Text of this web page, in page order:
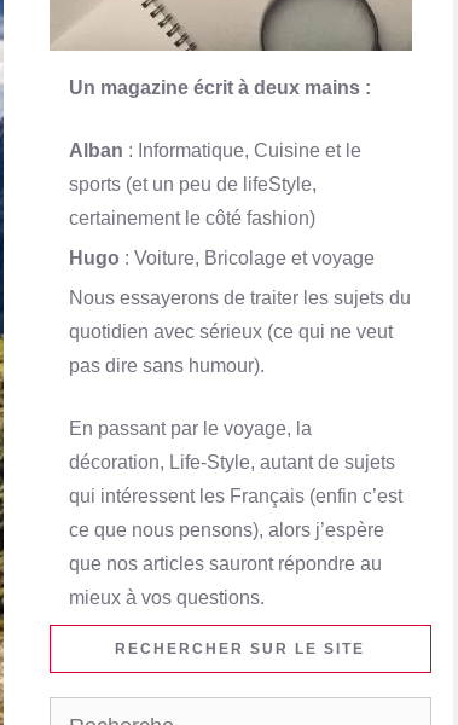
Un magazine écrit à deux mains :
Alban : Informatique, Cuisine et le
sports (et un peu de lifeStyle,
certainement le côté fashion)
Hugo : Voiture, Bricolage et voyage
Nous essayerons de traiter les sujets du
quotidien avec sérieux (ce qui ne veut
pas dire sans humour).
En passant par le voyage, la
décoration, Life-Style, autant de sujets
qui intéressent les Français (enfin c’est
ce que nous pensons), alors j’espère
que nos articles sauront répondre au
mieux à vos questions.
RECHERCHER SUR LE SITE